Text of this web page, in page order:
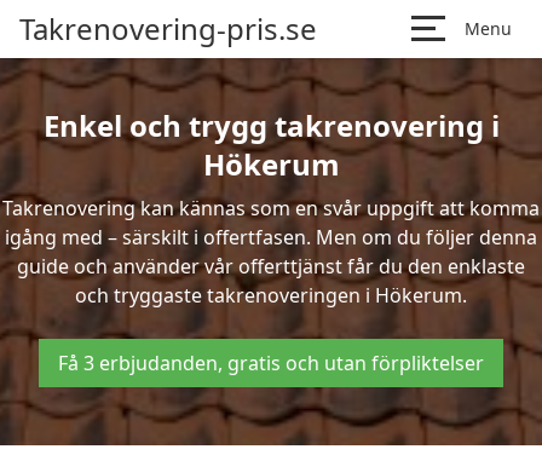
Takrenovering-pris.se Menu
Enkel och trygg takrenovering i
Hökerum
Takrenovering kan kännas som en svår uppgift att komma
igång med – särskilt i offertfasen. Men om du följer denna
guide och använder vår offerttjänst får du den enklaste
och tryggaste takrenoveringen i Hökerum.
Få 3 erbjudanden, gratis och utan förpliktelser